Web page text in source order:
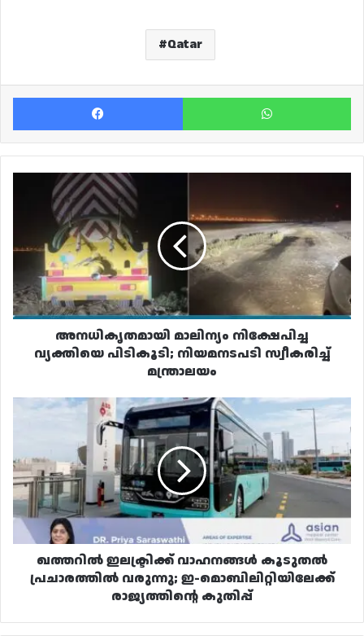
Qatar
Facebook
അനധികൃതമായി
മാലിന്യം
നിക്ഷേപിച്ച
വ്യക്തിയെ
പിടികൂടി;
നിയമനടപടി
സ്വീകരിച്ച്
മന്ത്രാലയം
അനധികൃതമായി മാലിന്യം നിക്ഷേപിച്ച
വ്യക്തിയെ പിടികൂടി; നിയമനടപടി സ്വീകരിച്ച്
മന്ത്രാലയം
ഖത്തറിൽ
കൂടുതൽ
പ്രചാരത്തിൽ
വരുന്നു;
ഇ-
മൊബിലിറ്റിയിലേക്ക്
രാജ്യത്തിന്റെ
കുതിപ്പ്ഖത്തറിൽ ഇലക്ട്രിക്ക് വാഹനങ്ങൾ കൂടുതൽ
പ്രചാരത്തിൽ വരുന്നു; ഇ-മൊബിലിറ്റിയിലേക്ക്
രാജ്യത്തിന്റെ കുതിപ്പ്